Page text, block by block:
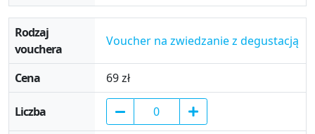
Voucher na zwiedzanie z degustacją
69 zł